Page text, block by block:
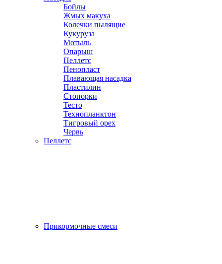
Бойлы
Жмых макуха
Колечки пылящие
Кукуруза
Мотыль
Опарыш
Пеллетс
Пенопласт
Плавающая насадка
Пластилин
Стопорки
Тесто
Технопланктон
Тигровый орех
Червь
Пеллетс
Прикормочные смеси